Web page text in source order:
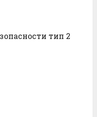
тип 2